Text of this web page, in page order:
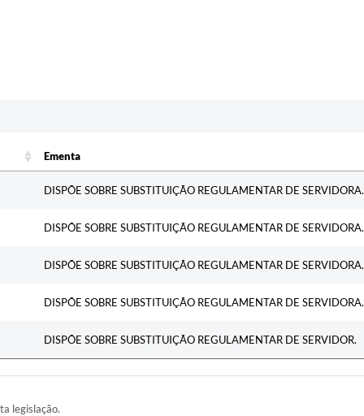
Ementa
DISPÕE SOBRE SUBSTITUIÇÃO REGULAMENTAR DE SERVIDORA.
DISPÕE SOBRE SUBSTITUIÇÃO REGULAMENTAR DE SERVIDORA.
DISPÕE SOBRE SUBSTITUIÇÃO REGULAMENTAR DE SERVIDORA.
DISPÕE SOBRE SUBSTITUIÇÃO REGULAMENTAR DE SERVIDORA.
DISPÕE SOBRE SUBSTITUIÇÃO REGULAMENTAR DE SERVIDOR.
legislação.